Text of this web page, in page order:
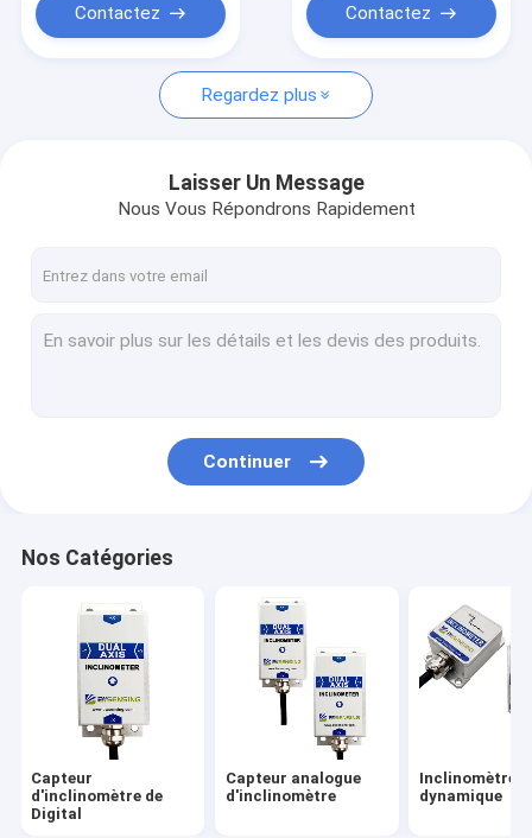
Capteur d'inclinomètre de Digital
Capteur analogue d'inclinomètre
Inclinomètre sans fil
Capteur électronique de boussole
Intégration d'Institut central des statistiques de GNSS
Puce de capteur de gyroscope
Puce d'accéléromètre
Autres
Contactez Contactez
Regardez plus
Laisser Un Message
Nous Vous Répondrons Rapidement
Continuer
Nos Catégories
Capteur
d'inclinomètre de
Digital
Capteur analogue
d'inclinomètre
Inclinomètre
dynamique